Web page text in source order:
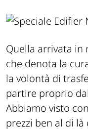
Quella arrivata in
che denota la
la volontà di
partire proprio
Abbiamo visto
prezzi ben al di